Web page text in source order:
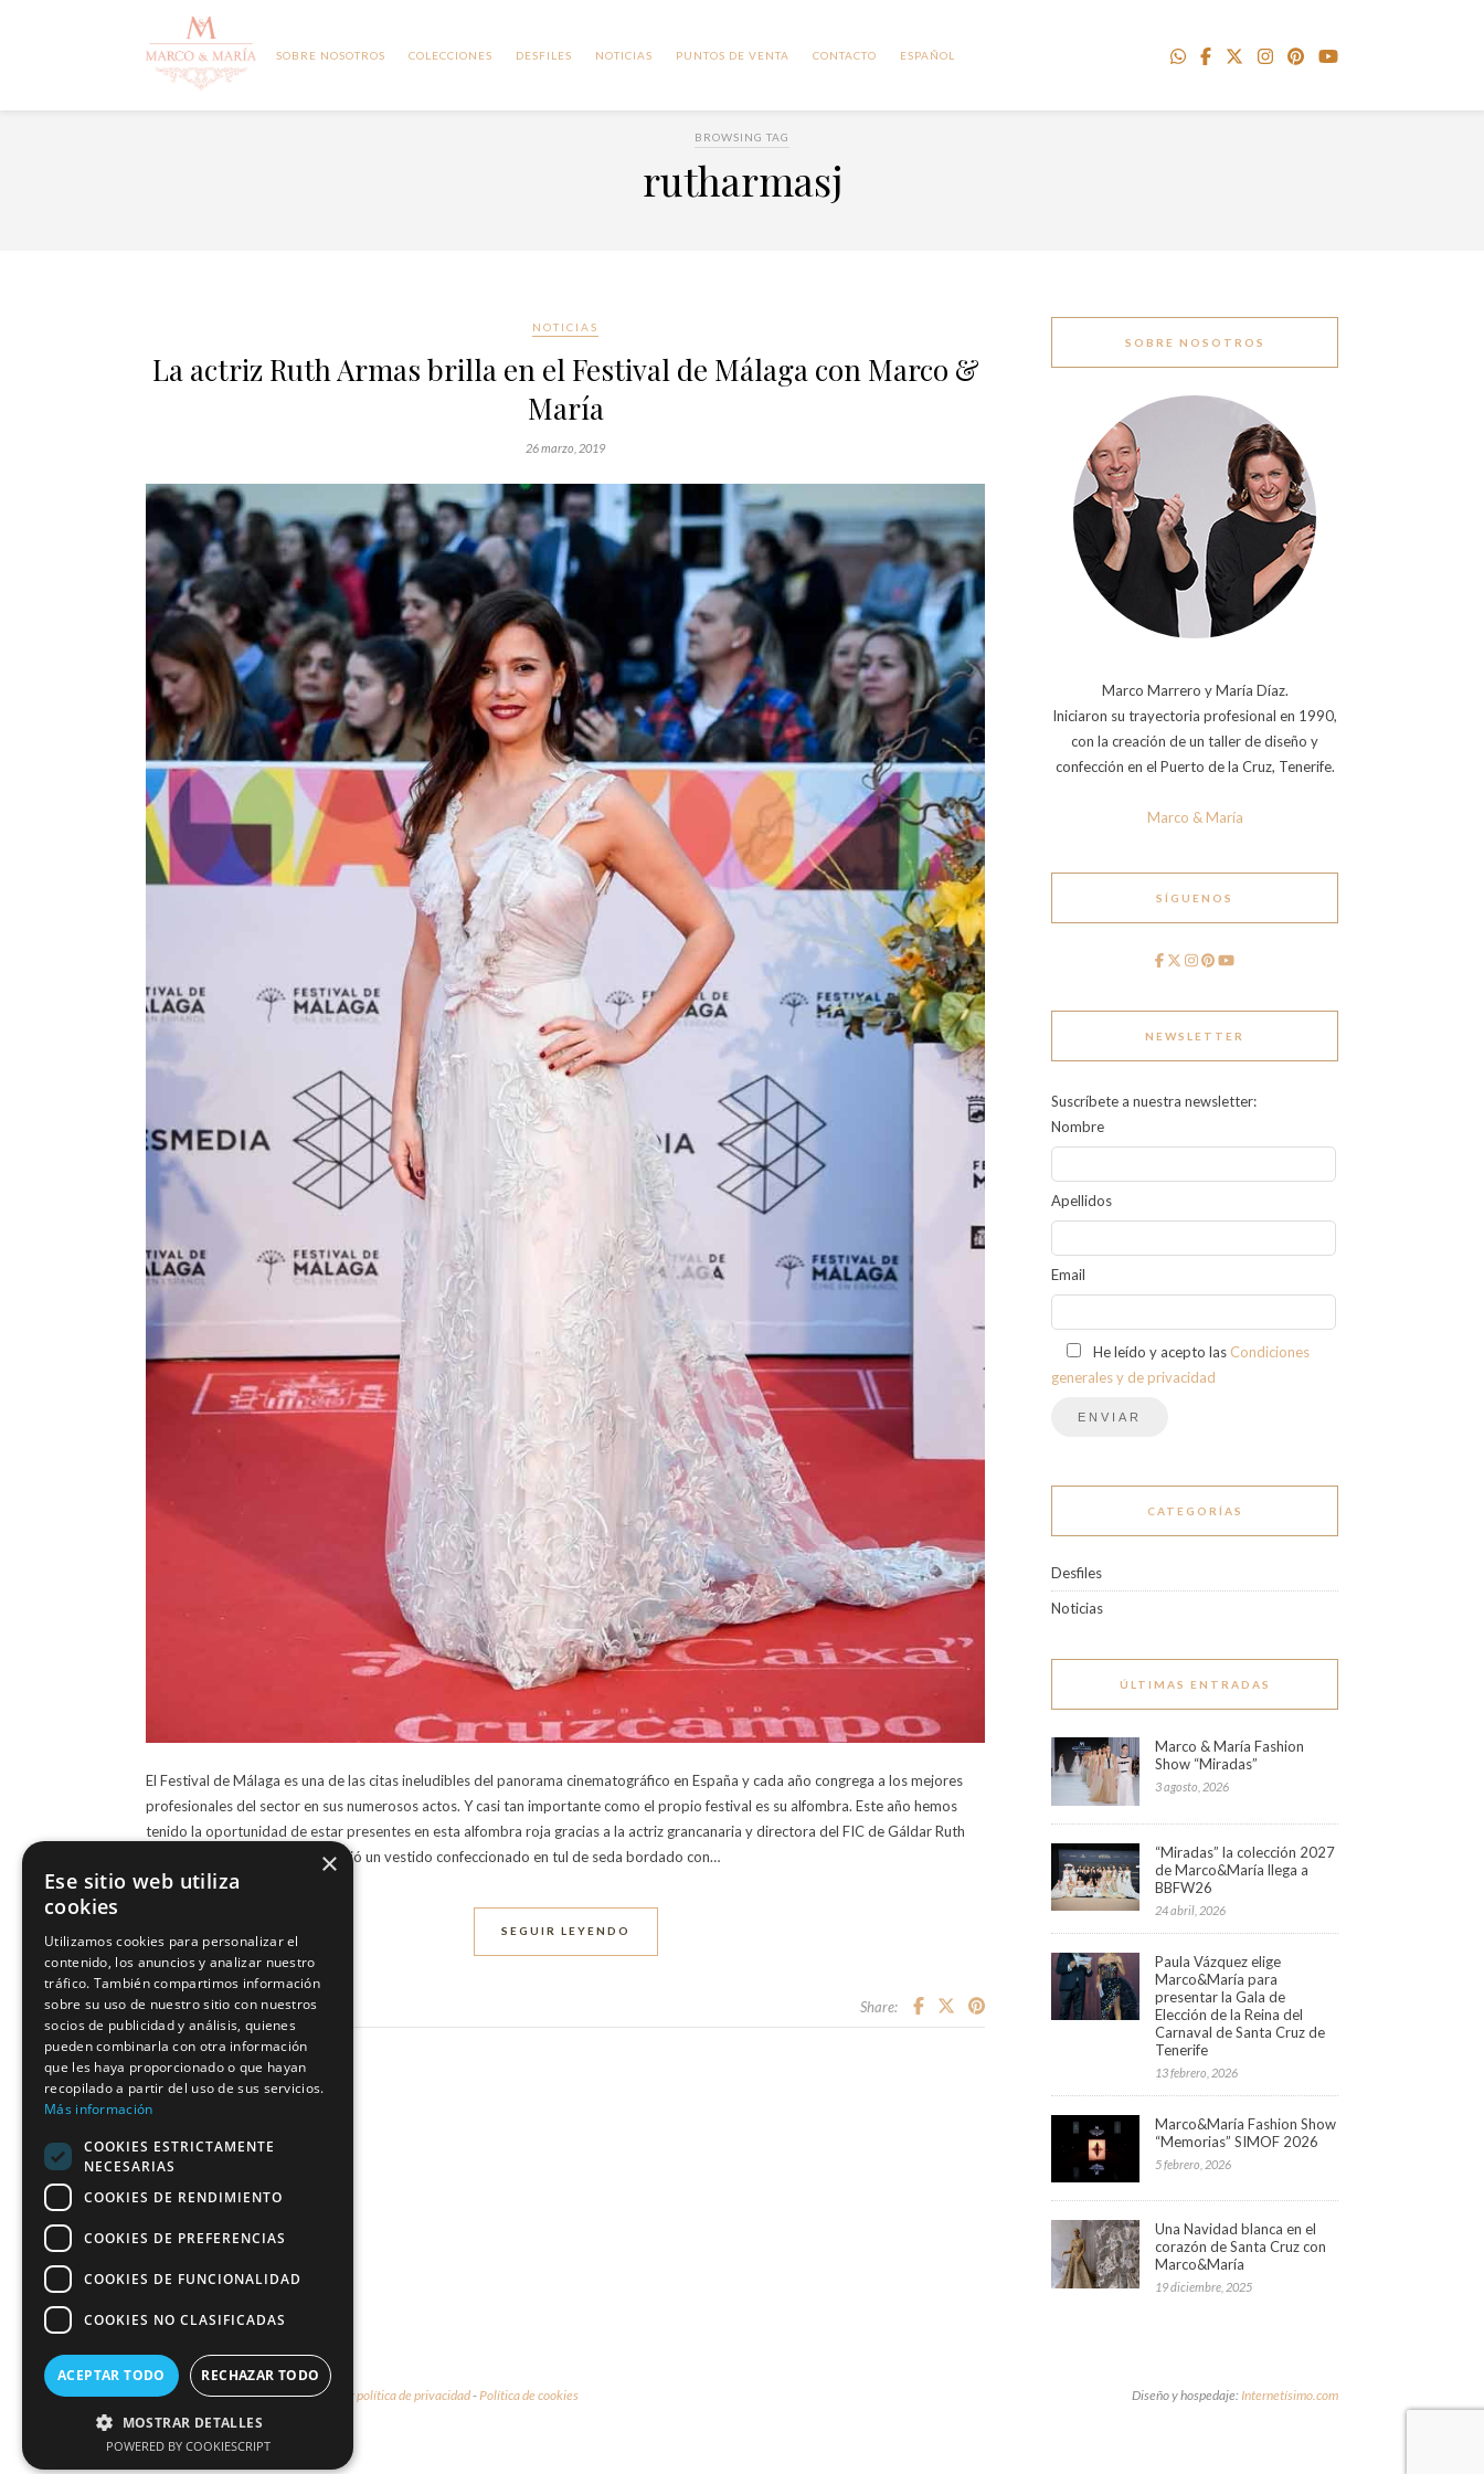
SOBRE NOSOTROS COLECCIONES DESFILES NOTICIAS PUNTOS DE VENTA CONTACTO ESPAÑOL
BROWSING TAG
rutharmasj
NOTICIAS
La actriz Ruth Armas brilla en el Festival de Málaga con Marco &
María
26 marzo, 2019
El Festival de Málaga es una de las citas ineludibles del panorama cinematográfico en España y cada año congrega a los mejores
profesionales del sector en sus numerosos actos. Y casi tan importante como el propio festival es su alfombra. Este año hemos
tenido la oportunidad de estar presentes en esta alfombra roja gracias a la actriz grancanaria y directora del FIC de Gáldar Ruth
Armas. Para la ocasión Ruth eligió un vestido confeccionado en tul de seda bordado con…
SEGUIR LEYENDO
Share:
SOBRE NOSOTROS
Marco Marrero y María Díaz.
Iniciaron su trayectoria profesional en 1990,
con la creación de un taller de diseño y
confección en el Puerto de la Cruz, Tenerife.
Marco & María
SÍGUENOS
NEWSLETTER
Suscríbete a nuestra newsletter:
Nombre
Apellidos
Email
He leído y acepto las Condiciones
generales y de privacidad
CATEGORÍAS
Desfiles
Noticias
ÚLTIMAS ENTRADAS
Marco & María Fashion
Show “Miradas”
3 agosto, 2026
“Miradas” la colección 2027
de Marco&María llega a
BBFW26
24 abril, 2026
Paula Vázquez elige
Marco&María para
presentar la Gala de
Elección de la Reina del
Carnaval de Santa Cruz de
Tenerife
13 febrero, 2026
Marco&María Fashion Show
“Memorias” SIMOF 2026
5 febrero, 2026
Una Navidad blanca en el
corazón de Santa Cruz con
Marco&María
19 diciembre, 2025
© 2026 - Marco & María -Aviso legal y política de privacidad-Política de cookies Diseño y hospedaje: Internetísimo.com
×
Ese sitio web utiliza
cookies
Utilizamos cookies para personalizar el
contenido, los anuncios y analizar nuestro
tráfico. También compartimos información
sobre su uso de nuestro sitio con nuestros
socios de publicidad y análisis, quienes
pueden combinarla con otra información
que les haya proporcionado o que hayan
recopilado a partir del uso de sus servicios.
Más información
COOKIES ESTRICTAMENTE
NECESARIAS
COOKIES DE RENDIMIENTO
COOKIES DE PREFERENCIAS
COOKIES DE FUNCIONALIDAD
COOKIES NO CLASIFICADAS
ACEPTAR TODO RECHAZAR TODO
MOSTRAR DETALLES
POWERED BY COOKIESCRIPT